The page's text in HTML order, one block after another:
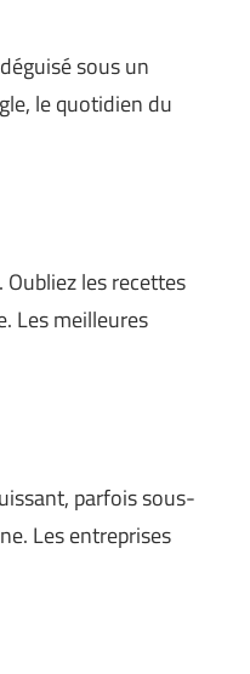
sous un
le quotidien du
les recettes
Les meilleures
parfois sous-
Les entreprises